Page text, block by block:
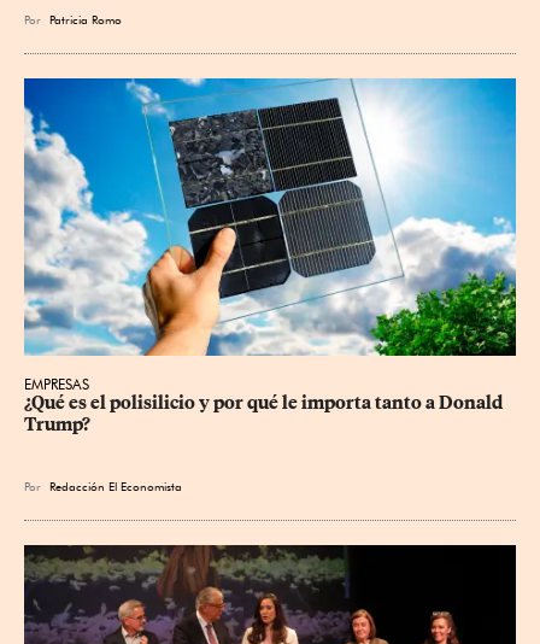
Por Patricia Romo
EMPRESAS
¿Qué es el polisilicio y por qué le importa tanto a Donald
Trump?
Por Redacción El Economista